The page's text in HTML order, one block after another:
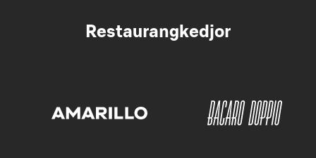
Restaurangkedjor